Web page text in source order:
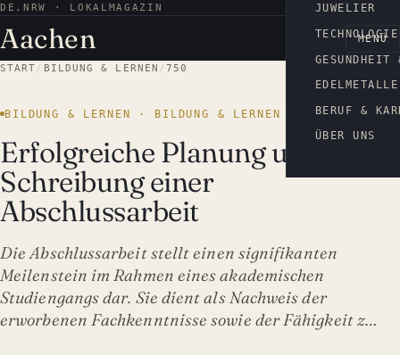
DE.NRW · LOKALMAGAZIN AACHEN
Aachen MENÜ
JUWELIER
EDELMETALLE
BERUF &
ÜBER UNS
START/ BILDUNG & LERNEN /750
BILDUNG & LERNEN · BILDUNG & LERNEN
Erfolgreiche Planung und
Schreibung einer
Abschlussarbeit
Die Abschlussarbeit stellt einen signifikanten
Meilenstein im Rahmen eines akademischen
Studiengangs dar. Sie dient als Nachweis der
erworbenen Fachkenntnisse sowie der Fähigkeit z…